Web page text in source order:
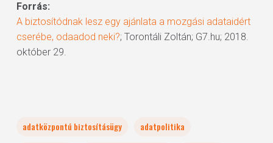
Forrás:
A biztosítódnak lesz egy ajánlata a mozgási adataidért
cserébe, odaadod neki?; Torontáli Zoltán; G7.hu; 2018.
október 29.
adatközpontú biztosításügy
adatpolitika